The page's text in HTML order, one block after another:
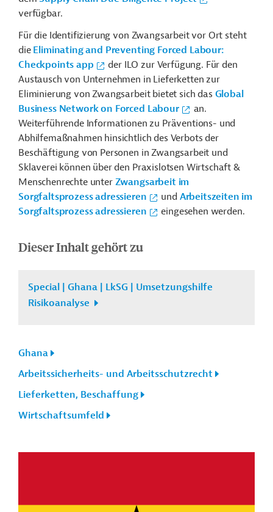
verfügbar.
Für die Identifizierung von Zwangsarbeit vor Ort steht
die Eliminating and Preventing Forced Labour:
Checkpoints app
der ILO zur Verfügung. Für den
Austausch von Unternehmen in Lieferketten zur
Eliminierung von Zwangsarbeit bietet sich das Global
Business Network on Forced Labour
an.
Weiterführende Informationen zu Präventions- und
Abhilfemaßnahmen hinsichtlich des Verbots der
Beschäftigung von Personen in Zwangsarbeit und
Sklaverei können über den Praxislotsen Wirtschaft &
Menschenrechte unter Zwangsarbeit im
Sorgfaltsprozess adressieren
und Arbeitszeiten im
Sorgfaltsprozess adressieren
eingesehen werden.
Dieser Inhalt gehört zu
Special | Ghana | LkSG | Umsetzungshilfe
Risikoanalyse
Ghana
Arbeitssicherheits- und Arbeitsschutzrecht
Lieferketten, Beschaffung
Wirtschaftsumfeld